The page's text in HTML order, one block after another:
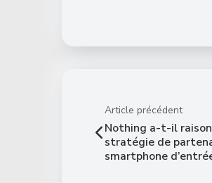
Article précédent
Nothing a-t-il
stratégie de
smartphone